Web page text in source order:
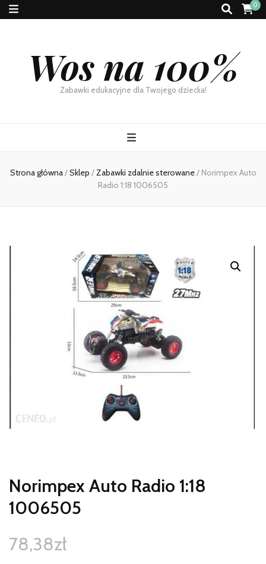
0
Wos na 100%
Zabawki edukacyjne dla Twojego dziecka!
Strona główna/Sklep /Zabawki zdalnie sterowane/ Norimpex Auto
Radio 1:18 1006505
Norimpex Auto Radio 1:18
1006505
78,38zł